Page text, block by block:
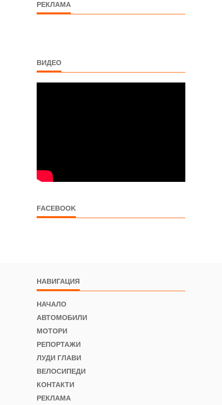
РЕКЛАМА
ВИДЕО
FACEBOOK
НАВИГАЦИЯ
НАЧАЛО
АВТОМОБИЛИ
МОТОРИ
РЕПОРТАЖИ
ЛУДИ ГЛАВИ
ВЕЛОСИПЕДИ
КОНТАКТИ
РЕКЛАМА